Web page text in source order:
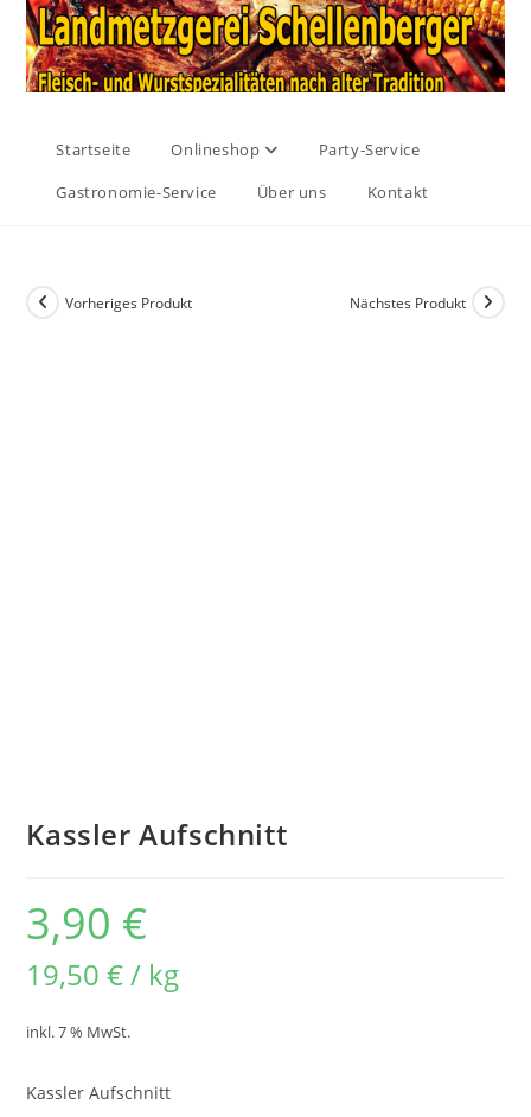
Startseite Onlineshop
Party-Service
Gastronomie-Service
Über uns Kontakt
Vorheriges Produkt Nächstes Produkt
Kassler Aufschnitt
3,90 €
19,50€/ kg
inkl. 7 % MwSt.
Kassler Aufschnitt